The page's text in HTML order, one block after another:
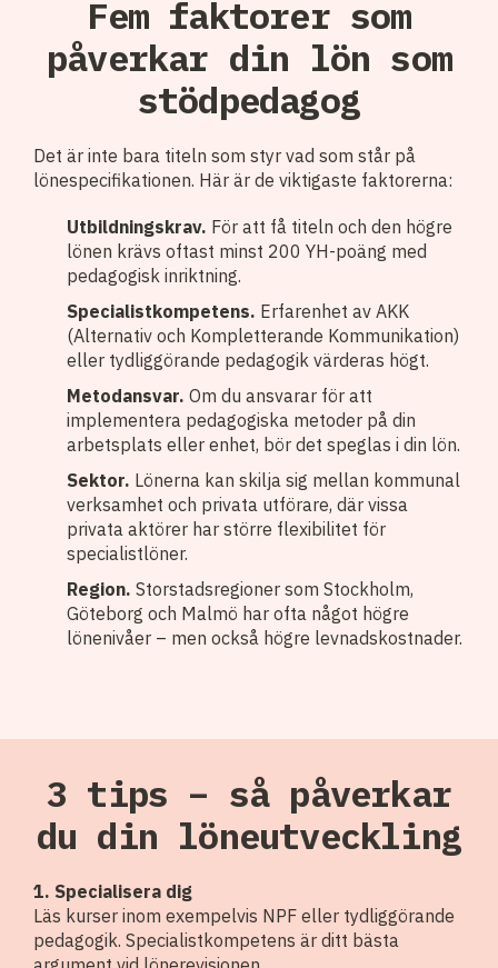
Fem faktorer som
påverkar din lön som
stödpedagog
Det är inte bara titeln som styr vad som står på
lönespecifikationen. Här är de viktigaste faktorerna:
Utbildningskrav. För att få titeln och den högre
lönen krävs oftast minst 200 YH-poäng med
pedagogisk inriktning.
Specialistkompetens. Erfarenhet av AKK
(Alternativ och Kompletterande Kommunikation)
eller tydliggörande pedagogik värderas högt.
Metodansvar. Om du ansvarar för att
implementera pedagogiska metoder på din
arbetsplats eller enhet, bör det speglas i din lön.
Sektor. Lönerna kan skilja sig mellan kommunal
verksamhet och privata utförare, där vissa
privata aktörer har större flexibilitet för
specialistlöner.
Region. Storstadsregioner som Stockholm,
Göteborg och Malmö har ofta något högre
lönenivåer – men också högre levnadskostnader.
3 tips – så påverkar
du din löneutveckling
1. Specialisera dig
Läs kurser inom exempelvis NPF eller tydliggörande
pedagogik. Specialistkompetens är ditt bästa